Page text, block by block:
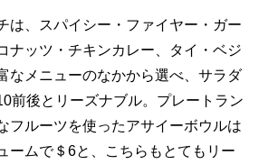
は、スパイシー・ファイヤー・ガー
ナッツ・チキンカレー、タイ・ベジ
なメニューのなかから選べ、サラダ
前後とリーズナブル。プレートラン
フルーツを使ったアサイーボウルは
ームで＄6と、こちらもとてもリー